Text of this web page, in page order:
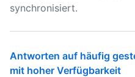
synchronisiert.
Antworten auf häufig
mit hoher Verfügbarkeit